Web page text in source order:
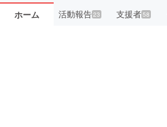
ホーム 活動報告23 支援者58